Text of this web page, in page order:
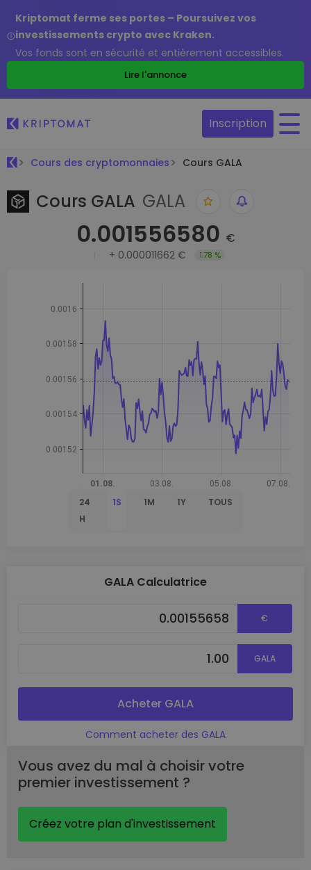
Kriptomat ferme ses portes – Poursuivez vos
investissements crypto avec Kraken.
Vos fonds sont en sécurité et entièrement accessibles.
Lire l'annonce
Inscription
Cours des cryptomonnaies Cours GALA
Cours GALA GALA
0.001556580 €
+ 0.000011662 € 1.78 %
24
H
1S 1M 1Y TOUS
GALA Calculatrice
€
GALA
Acheter GALA
Comment acheter des GALA
Vous avez du mal à choisir votre
premier investissement ?
Créez votre plan d'investissement